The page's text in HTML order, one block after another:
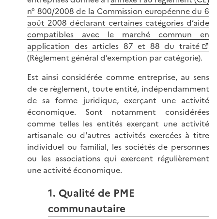
n° 800/2008 de la Commission européenne du 6
août 2008 déclarant certaines catégories d’aide
compatibles avec le marché commun en
application des articles 87 et 88 du traité
(Règlement général d’exemption par catégorie).
Est ainsi considérée comme entreprise, au sens
de ce règlement, toute entité, indépendamment
de sa forme juridique, exerçant une activité
économique. Sont notamment considérées
comme telles les entités exerçant une activité
artisanale ou d'autres activités exercées à titre
individuel ou familial, les sociétés de personnes
ou les associations qui exercent régulièrement
une activité économique.
1. Qualité de PME
communautaire